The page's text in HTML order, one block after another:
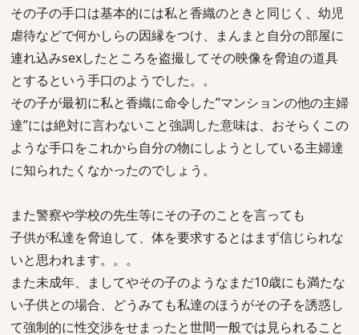
その子の手口は基本的には私と香織のときと同じく、幼児
虐待などで何かしらの因縁をつけ、まんまと自分の部屋に
連れ込みsexしたところを盗撮してその映像を脅迫の道具
とするという手口のようでした。。
その子が最初に私と香織に命令した”マンションの他の主婦
達”には絶対に言わないこと強調した意味は、おそらくこの
ような手口をこれから自分の物にしようとしている主婦達
に知られたくなかったのでしょう。
また警察や学校の先生等にその子のことを言っても
子供が私達を脅迫して、体を要求するとはまず信じられな
いと思われます。。。
また未成年、ましてやその子のようなまだ10歳にも満たな
い子供との場合、どうみても私達のほうがその子を誘惑し
て強制的に性交渉をせまったと世間一般では見られること